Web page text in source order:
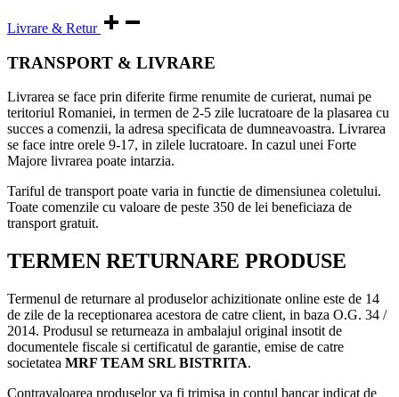
Livrare & Retur
TRANSPORT & LIVRARE
Livrarea se face prin diferite firme renumite de curierat, numai pe
teritoriul Romaniei, in termen de 2-5 zile lucratoare de la plasarea cu
succes a comenzii, la adresa specificata de dumneavoastra. Livrarea
se face intre orele 9-17, in zilele lucratoare. In cazul unei Forte
Majore livrarea poate intarzia.
Tariful de transport poate varia in functie de dimensiunea coletului.
Toate comenzile cu valoare de peste 350 de lei beneficiaza de
transport gratuit.
TERMEN RETURNARE PRODUSE
Termenul de returnare al produselor achizitionate online este de 14
de zile de la receptionarea acestora de catre client, in baza O.G. 34 /
2014. Produsul se returneaza in ambalajul original insotit de
documentele fiscale si certificatul de garantie, emise de catre
societatea MRF TEAM SRL BISTRITA.
Contravaloarea produselor va fi trimisa in contul bancar indicat de